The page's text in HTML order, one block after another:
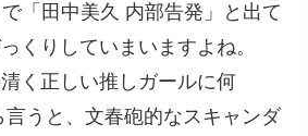
「田中美久 内部告発」と出て
くりしていまいますよね。
清く正しい推しガールに何
うと、文春砲的なスキャンダ